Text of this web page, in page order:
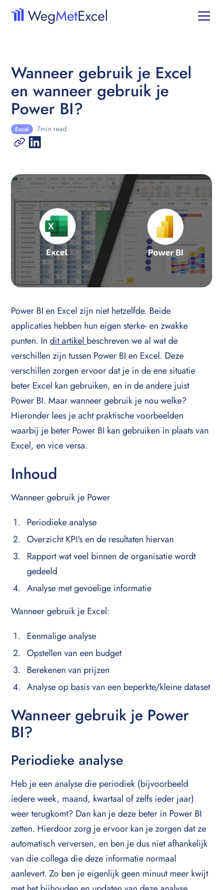
Wanneer gebruik je Excel
en wanneer gebruik je
Power BI?
Excel 7min read
Power BI en Excel zijn niet hetzelfde. Beide
applicaties hebben hun eigen sterke- en zwakke
punten. Indit artikel beschreven we al wat de
verschillen zijn tussen Power BI en Excel. Deze
verschillen zorgen ervoor dat je in de ene situatie
beter Excel kan gebruiken, en in de andere juist
Power BI. Maar wanneer gebruik je nou welke?
Hieronder lees je acht praktische voorbeelden
waarbij je beter Power BI kan gebruiken in plaats van
Excel, en vice versa.
Inhoud
Wanneer gebruik je Power
Periodieke analyse
Overzicht KPI's en de resultaten hiervan
Rapport wat veel binnen de organisatie wordt
gedeeld
Analyse met gevoelige informatie
Wanneer gebruik je Excel:
Eenmalige analyse
Opstellen van een budget
Berekenen van prijzen
Analyse op basis van een beperkte/kleine dataset
Wanneer gebruik je Power
BI?
Periodieke analyse
Heb je een analyse die periodiek (bijvoorbeeld
iedere week, maand, kwartaal of zelfs ieder jaar)
weer terugkomt? Dan kan je deze beter in Power BI
zetten. Hierdoor zorg je ervoor kan je zorgen dat ze
automatisch verversen, en ben je dus niet afhankelijk
van die collega die deze informatie normaal
aanlevert. Zo ben je eigenlijk geen minuut meer kwijt